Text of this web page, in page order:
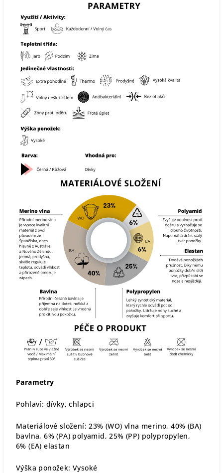
Parametry
Pohlaví: dívky, chlapci
Materiálové složení: 23% (WO) vlna merino, 40% (BA)
bavlna, 6% (PA) polyamid, 25% (PP) polypropylen,
6% (EA) elastan
Výška ponožek: Vysoké